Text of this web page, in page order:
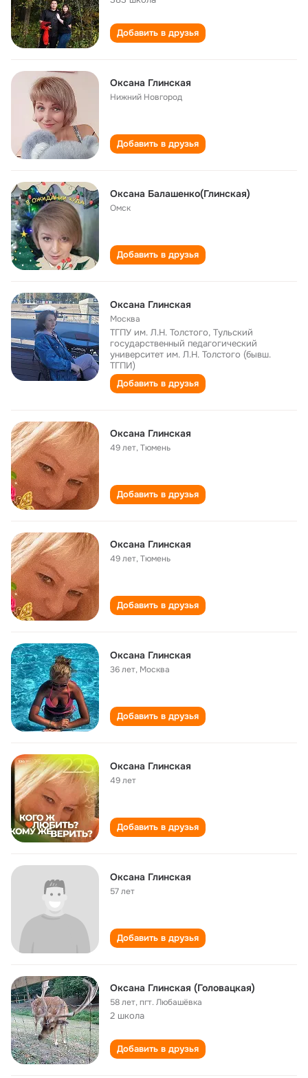
Добавить в друзья
Оксана Глинская
Нижний Новгород
Добавить в друзья
Оксана Балашенко(Глинская)
Омск
Добавить в друзья
Оксана Глинская
Москва
ТГПУ им. Л.Н. Толстого, Тульский
государственный педагогический
университет им. Л.Н. Толстого (бывш.
ТГПИ)
Добавить в друзья
Оксана Глинская
49 лет,Тюмень
Добавить в друзья
Оксана Глинская
49 лет,Тюмень
Добавить в друзья
Оксана Глинская
36 лет, Москва
Добавить в друзья
Оксана Глинская
49 лет
Добавить в друзья
Оксана Глинская
57 лет
Добавить в друзья
Оксана Глинская (Головацкая)
58 лет,пгт. Любашёвка
2 школа
Добавить в друзья